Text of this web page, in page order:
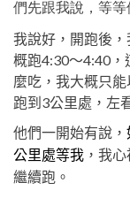
們先跟我說，等
我說好，開跑後
概跑4:30～4:40
麼吃，我大概只
跑到3公里處，左
他們一開始有說，
公里處等我 ，我
繼續跑。